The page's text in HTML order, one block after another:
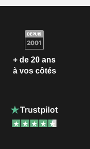
+ de 20 ans
à vos côtés